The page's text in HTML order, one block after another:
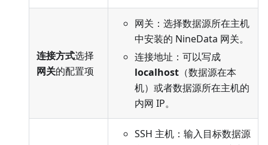
连接方式选择
网关的配置项
网关：选择数据源所在主机
中安装的 NineData 网关。
连接地址：可以写成
localhost （数据源在本
机）或者数据源所在主机的
内网 IP。
SSH 主机：输入目标数据源